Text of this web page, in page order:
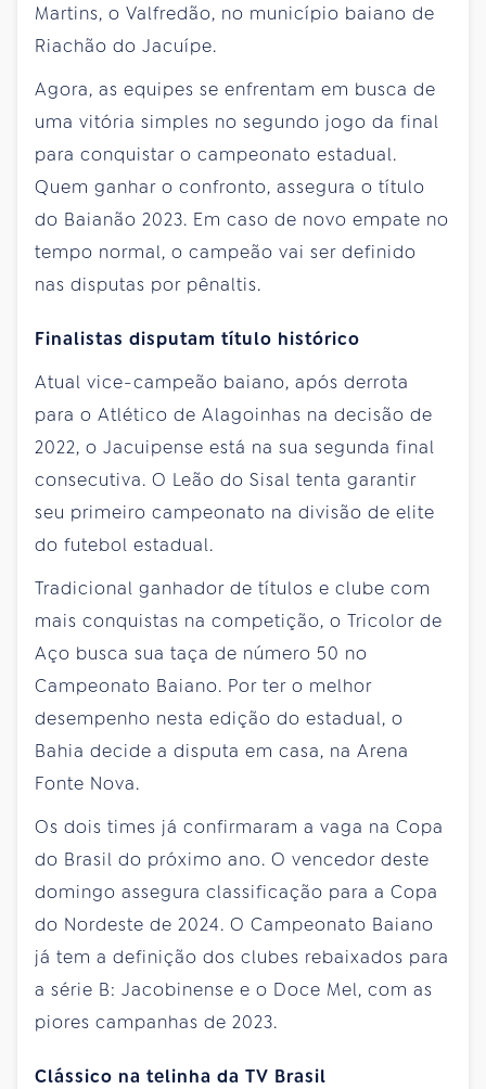
Martins, o Valfredão, no município baiano de
Riachão do Jacuípe.
Agora, as equipes se enfrentam em busca de
uma vitória simples no segundo jogo da final
para conquistar o campeonato estadual.
Quem ganhar o confronto, assegura o título
do Baianão 2023. Em caso de novo empate no
tempo normal, o campeão vai ser definido
nas disputas por pênaltis.
Finalistas disputam título histórico
Atual vice-campeão baiano, após derrota
para o Atlético de Alagoinhas na decisão de
2022, o Jacuipense está na sua segunda final
consecutiva. O Leão do Sisal tenta garantir
seu primeiro campeonato na divisão de elite
do futebol estadual.
Tradicional ganhador de títulos e clube com
mais conquistas na competição, o Tricolor de
Aço busca sua taça de número 50 no
Campeonato Baiano. Por ter o melhor
desempenho nesta edição do estadual, o
Bahia decide a disputa em casa, na Arena
Fonte Nova.
Os dois times já confirmaram a vaga na Copa
do Brasil do próximo ano. O vencedor deste
domingo assegura classificação para a Copa
do Nordeste de 2024. O Campeonato Baiano
já tem a definição dos clubes rebaixados para
a série B: Jacobinense e o Doce Mel, com as
piores campanhas de 2023.
Clássico na telinha da TV Brasil